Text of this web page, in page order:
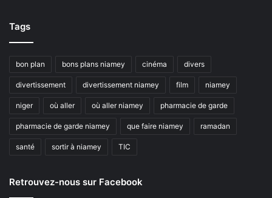
Tags
bon plan bons plans niamey cinéma divers
divertissement divertissement niamey film niamey
niger où aller où aller niamey pharmacie de garde
pharmacie de garde niamey que faire niamey ramadan
santé sortir à niamey TIC
Retrouvez-nous sur Facebook